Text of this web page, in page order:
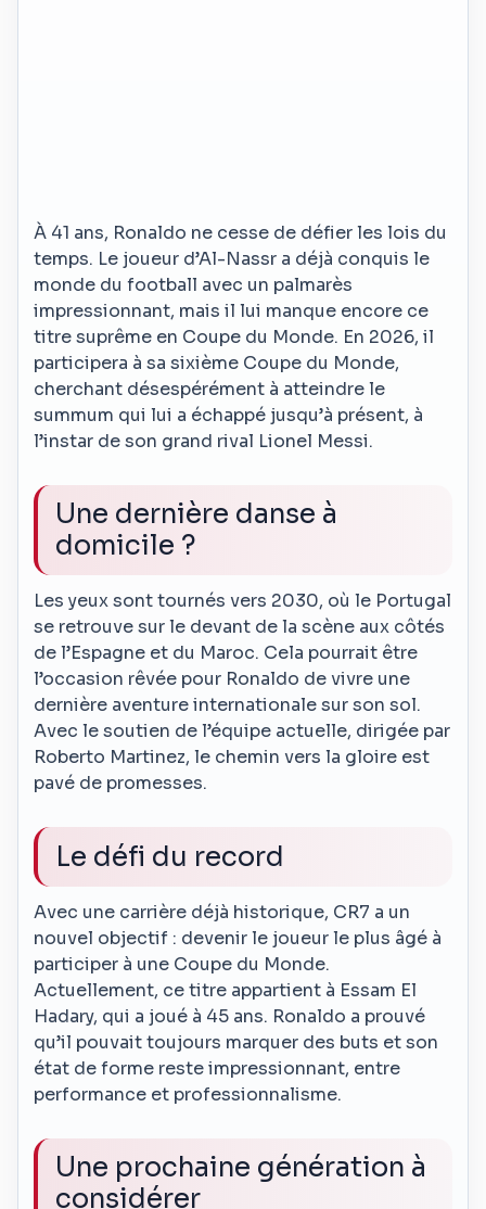
À 41 ans, Ronaldo ne cesse de défier les lois du
temps. Le joueur d’Al-Nassr a déjà conquis le
monde du football avec un palmarès
impressionnant, mais il lui manque encore ce
titre suprême en Coupe du Monde. En 2026, il
participera à sa sixième Coupe du Monde,
cherchant désespérément à atteindre le
summum qui lui a échappé jusqu’à présent, à
l’instar de son grand rival Lionel Messi.
Une dernière danse à
domicile ?
Les yeux sont tournés vers 2030, où le Portugal
se retrouve sur le devant de la scène aux côtés
de l’Espagne et du Maroc. Cela pourrait être
l’occasion rêvée pour Ronaldo de vivre une
dernière aventure internationale sur son sol.
Avec le soutien de l’équipe actuelle, dirigée par
Roberto Martinez, le chemin vers la gloire est
pavé de promesses.
Le défi du record
Avec une carrière déjà historique, CR7 a un
nouvel objectif : devenir le joueur le plus âgé à
participer à une Coupe du Monde.
Actuellement, ce titre appartient à Essam El
Hadary, qui a joué à 45 ans. Ronaldo a prouvé
qu’il pouvait toujours marquer des buts et son
état de forme reste impressionnant, entre
performance et professionnalisme.
Une prochaine génération à
considérer